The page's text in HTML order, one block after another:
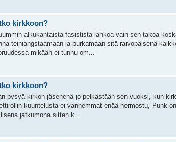
kirkkoon?
alkukantaista fasistista lahkoa vain sen takoa
teiniangstaamaan ja purkamaan sitä raivopäisenä
mikään ei tunnu om...
kirkkoon?
pysyä kirkon jäsenenä jo pelkästään sen vuoksi, kun
kuuntelusta ei vanhemmat enää hermostu, Punk
jatkumona sitten k...